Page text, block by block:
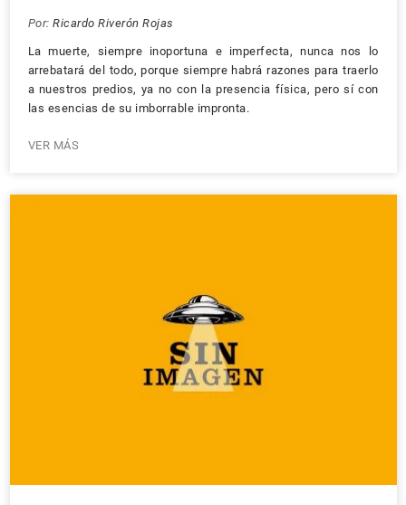
Por: Ricardo Riverón Rojas
La muerte, siempre inoportuna e imperfecta, nunca nos lo
arrebatará del todo, porque siempre habrá razones para traerlo
a nuestros predios, ya no con la presencia física, pero sí con
las esencias de su imborrable impronta.
VER MÁS